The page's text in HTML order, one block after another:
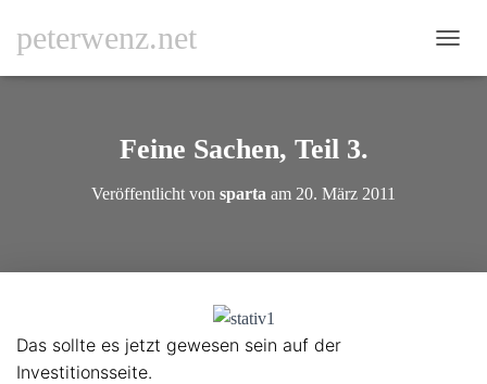
peterwenz.net
A
Feine Sachen, Teil 3.
Veröffentlicht von sparta am 20. März 2011
Das sollte es jetzt gewesen sein auf der
Investitionsseite.